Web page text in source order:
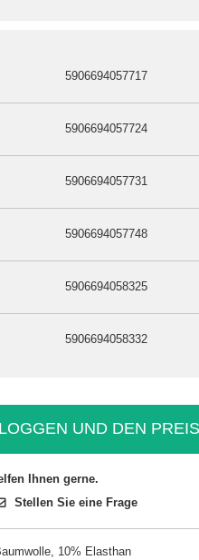
5906694057717
5906694057724
5906694057731
5906694057748
5906694058325
5906694058332
UND DEN
Ihnen gerne.
Stellen Sie eine Frage
10% Elasthan